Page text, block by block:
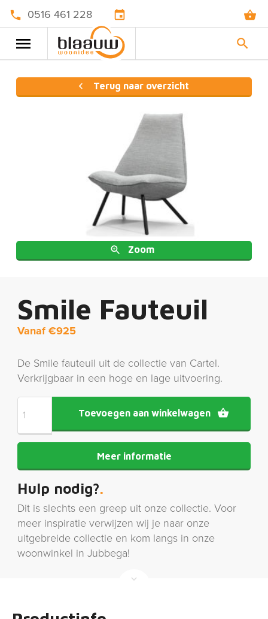
0516 461 228
Terug naar overzicht
Zoom
Smile Fauteuil
Vanaf €925
De Smile fauteuil uit de collectie van Cartel.
Verkrijgbaar in een hoge en lage uitvoering.
Toevoegen aan winkelwagen
Meer informatie
Hulp nodig?
Dit is slechts een greep uit onze collectie. Voor
meer inspiratie verwijzen wij je naar onze
uitgebreide collectie en kom langs in onze
woonwinkel in Jubbega!